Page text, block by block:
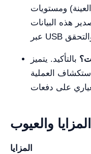
ومستويات
هذه البيانات
بالتأكيد. يتميز
العملية
المزايا والعيوب
المزايا